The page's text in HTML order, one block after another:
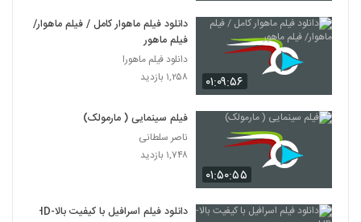
۰۱:۰۹:۵۶
دانلود فیلم ماهوار کامل / فیلم ماهوار/
فیلم ماهور
دانلود فیلم ماهورا
۱,۲۵۸ بازدید
۰۱:۵۰:۵۵
فیلم سینمایی ( مارمولک)
ناصر سلطانی
۱,۷۴۸ بازدید
دانلود فیلم اسرافیل با کیفیت بالا-HD